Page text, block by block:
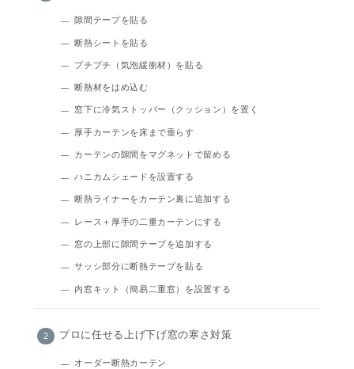
隙間テープを貼る
断熱シートを貼る
プチプチ（気泡緩衝材）を貼る
断熱材をはめ込む
窓下に冷気ストッパー（クッション）を置く
厚手カーテンを床まで垂らす
カーテンの隙間をマグネットで留める
ハニカムシェードを設置する
断熱ライナーをカーテン裏に追加する
レース＋厚手の二重カーテンにする
窓の上部に隙間テープを追加する
サッシ部分に断熱テープを貼る
内窓キット（簡易二重窓）を設置する
プロに任せる上げ下げ窓の寒さ対策
オーダー断熱カーテン